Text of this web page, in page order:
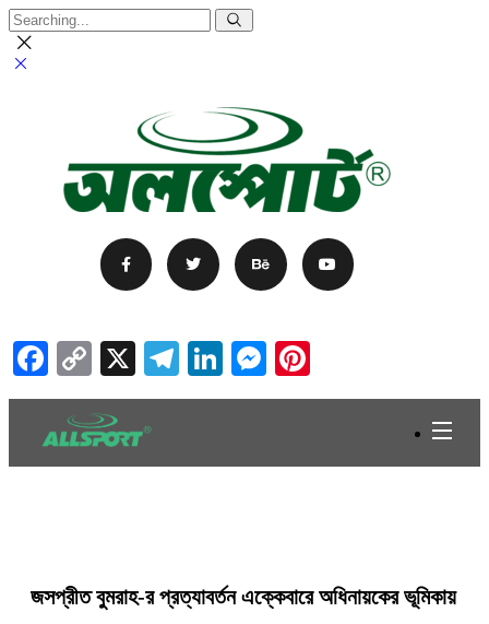
Facebook
Copy
Link
X Telegram
LinkedIn
Messenger
জসপ্রীত বুমরাহ-র প্রত্যাবর্তন এক্কেবারে অধিনায়কের ভূমিকায়